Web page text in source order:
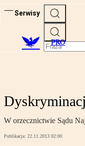
Serwisy
PRO
W orzecznictwie Sądu
Publikacja: 22.11.2013 02:00